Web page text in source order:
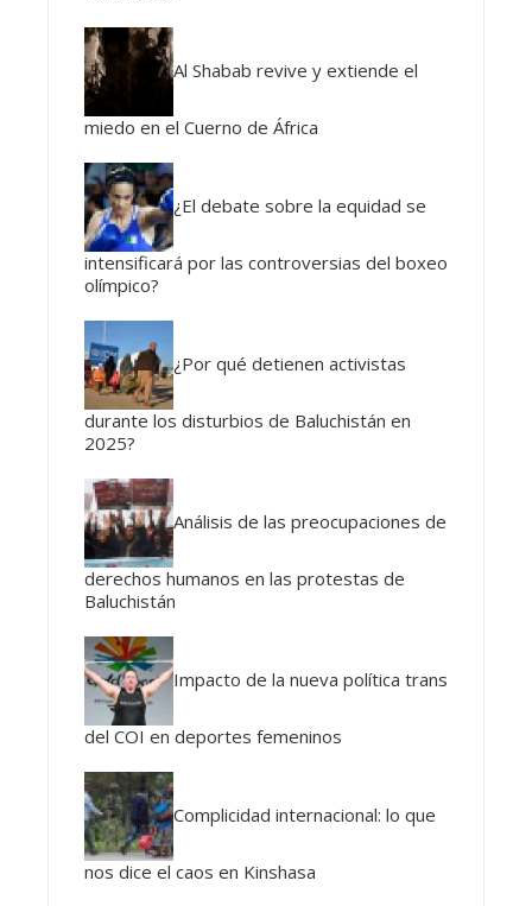
Al Shabab revive y extiende el
miedo en el Cuerno de África
¿El debate sobre la equidad se
intensificará por las controversias del boxeo
olímpico?
¿Por qué detienen activistas
durante los disturbios de Baluchistán en
2025?
Análisis de las preocupaciones de
derechos humanos en las protestas de
Baluchistán
Impacto de la nueva política trans
del COI en deportes femeninos
Complicidad internacional: lo que
nos dice el caos en Kinshasa